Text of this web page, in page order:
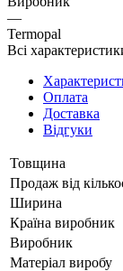
—
Termopal
Всі
Оплата
Доставка
Відгуки
Товщина
Продаж від
Ширина
Країна виробник
Виробник
Матеріал виробу